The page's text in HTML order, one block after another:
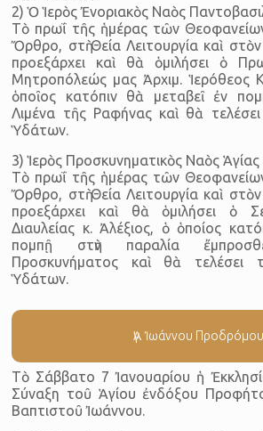
2) Ὁ Ἱερὸς Ἐνοριακὸς Ναὸς
Τὸ πρωΐ τῆς ἡμέρας τῶν
Ὄρθρο, στὴ Θεία Λειτουργία καὶ
προεξάρχει καὶ θὰ ὁμιλήσει ὁ
Μητροπόλεώς μας Ἀρχιμ. Ἱερόθεος
ὁποῖος κατόπιν θὰ μεταβεῖ ἐν
Λιμένα τῆς Ραφήνας καὶ θὰ
Ὑδάτων.
3) Ἱερὸς Προσκυνηματικὸς Ναὸς
Τὸ πρωΐ τῆς ἡμέρας τῶν
Ὄρθρο, στὴ Θεία Λειτουργία καὶ
προεξάρχει καὶ θὰ ὁμιλήσει ὁ
Διαυλείας κ. Ἀλέξιος, ὁ ὁποίος
πομπῇ στὴν παραλία
Προσκυνήματος καὶ θὰ τελέσει
Ὑδάτων.
Ἁγ. Ἰωάννου Προδρόμου
Τὸ Σάββατο 7 Ἰανουαρίου ἡ
Σύναξη τοῦ Ἁγίου ἐνδόξου
Βαπτιστοῦ Ἰωάννου.